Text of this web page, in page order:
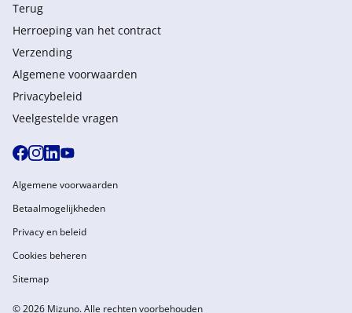
Terug
Herroeping van het contract
Verzending
Algemene voorwaarden
Privacybeleid
Veelgestelde vragen
© 2026 Mizuno. Alle rechten voorbehouden
Algemene voorwaarden
Betaalmogelijkheden
Privacy en beleid
Cookies beheren
Sitemap